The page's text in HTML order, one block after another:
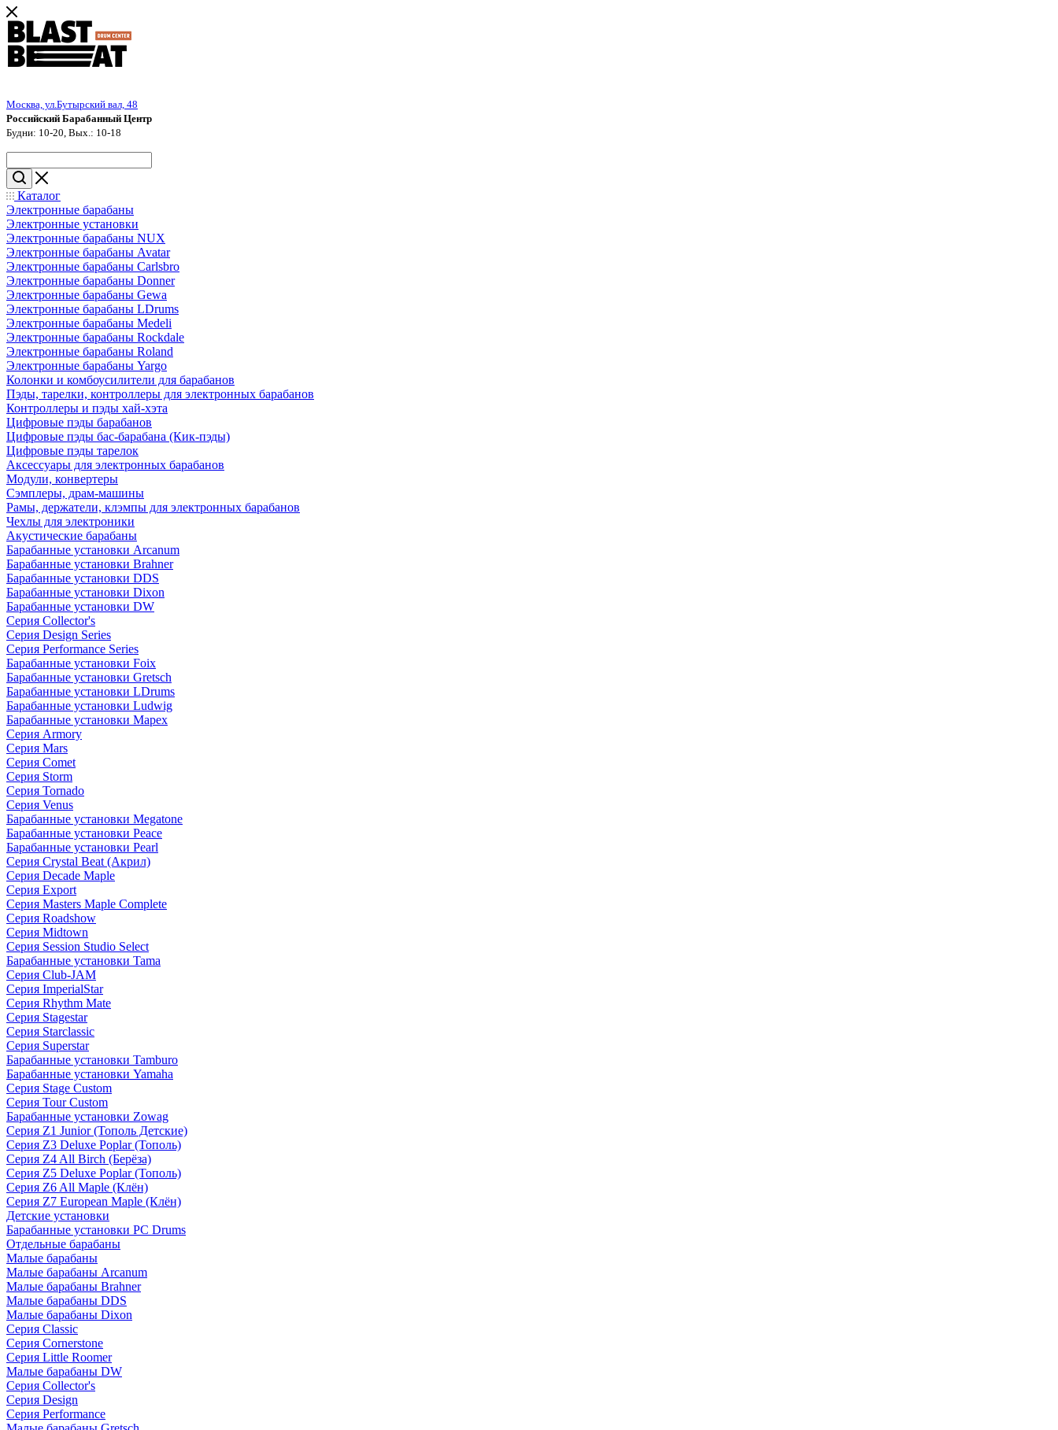
Москва, ул.Бутырский вал, 48
Российский Барабанный Центр
Будни: 10-20, Вых.: 10-18
Каталог
Электронные барабаны
Электронные установки
Электронные барабаны NUX
Электронные барабаны Avatar
Электронные барабаны Carlsbro
Электронные барабаны Donner
Электронные барабаны Gewa
Электронные барабаны LDrums
Электронные барабаны Medeli
Электронные барабаны Rockdale
Электронные барабаны Roland
Электронные барабаны Yargo
Колонки и комбоусилители для барабанов
Пэды, тарелки, контроллеры для электронных барабанов
Контроллеры и пэды хай-хэта
Цифровые пэды барабанов
Цифровые пэды бас-барабана (Кик-пэды)
Цифровые пэды тарелок
Аксессуары для электронных барабанов
Модули, конвертеры
Сэмплеры, драм-машины
Рамы, держатели, клэмпы для электронных барабанов
Чехлы для электроники
Акустические барабаны
Барабанные установки Arcanum
Барабанные установки Brahner
Барабанные установки DDS
Барабанные установки Dixon
Барабанные установки DW
Серия Collector's
Серия Design Series
Серия Performance Series
Барабанные установки Foix
Барабанные установки Gretsch
Барабанные установки LDrums
Барабанные установки Ludwig
Барабанные установки Mapex
Серия Armory
Серия Mars
Серия Comet
Серия Storm
Серия Tornado
Серия Venus
Барабанные установки Megatone
Барабанные установки Peace
Барабанные установки Pearl
Серия Crystal Beat (Акрил)
Серия Decade Maple
Серия Export
Серия Masters Maple Complete
Серия Roadshow
Серия Midtown
Серия Session Studio Select
Барабанные установки Tama
Серия Club-JAM
Серия ImperialStar
Серия Rhythm Mate
Серия Stagestar
Серия Starclassic
Серия Superstar
Барабанные установки Tamburo
Барабанные установки Yamaha
Серия Stage Custom
Серия Tour Custom
Барабанные установки Zowag
Серия Z1 Junior (Тополь Детские)
Серия Z3 Deluxe Poplar (Тополь)
Серия Z4 All Birch (Берёза)
Серия Z5 Deluxe Poplar (Тополь)
Серия Z6 All Maple (Клён)
Серия Z7 European Maple (Клён)
Детские установки
Барабанные установки PC Drums
Отдельные барабаны
Малые барабаны
Малые барабаны Arcanum
Малые барабаны Brahner
Малые барабаны DDS
Малые барабаны Dixon
Серия Classic
Серия Cornerstone
Серия Little Roomer
Малые барабаны DW
Серия Collector's
Серия Design
Серия Performance